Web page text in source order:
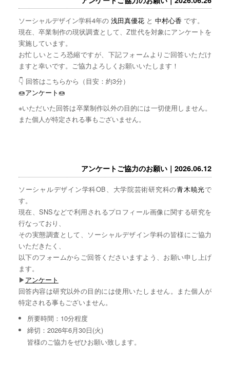
ソーシャルデザイン学科4年の 浅田真優花と 中村心香 です。
現在、卒業制作の現状調査として、Z世代を対象にアンケートを
実施しています。
お忙しいところ恐縮ですが、下記フォームよりご回答いただけ
ますと幸いです。ご協力よろしくお願いいたします！
👇 回答はこちらから（目安：約3分）
🍩アンケート🍩
※いただいた回答は卒業制作以外の目的には一切使用しません。
また個人が特定される事もございません。
アンケートご協力のお願い｜2026.06.12
ソーシャルデザイン学科OB、大学院芸術研究科の青木暁光で
す。
現在、SNSなどで利用されるプロフィール画像に関する研究を
行なっており、
その実態調査として、ソーシャルデザイン学科の皆様にご協力
いただきたく、
以下のフォームからご回答くださいますよう、お願い申し上げ
ます。
▶︎アンケート
回答内容は研究以外の目的には使用いたしません。また個人が
特定される事もございません。
所要時間：10分程度
締切：2026年6月30日(火)
皆様のご協力をぜひお願い致します。